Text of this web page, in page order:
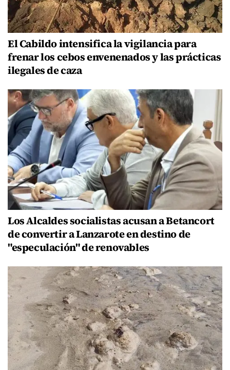
El Cabildo intensifica la vigilancia para
frenar los cebos envenenados y las prácticas
ilegales de caza
Los Alcaldes socialistas acusan a Betancort
de convertir a Lanzarote en destino de
"especulación" de renovables